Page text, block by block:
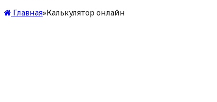
Главная»Калькулятор онлайн